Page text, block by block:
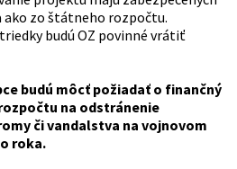
ako zo štátneho rozpočtu.
budú OZ povinné vrátiť
budú môcť požiadať o finančný
na odstránenie
či vandalstva na vojnovom
roka.